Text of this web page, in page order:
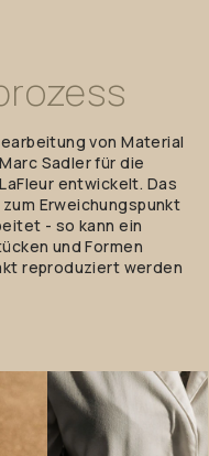
von Material
Sadler für die
entwickelt. Das
Erweichungspunkt
- so kann ein
und Formen
reproduziert werden